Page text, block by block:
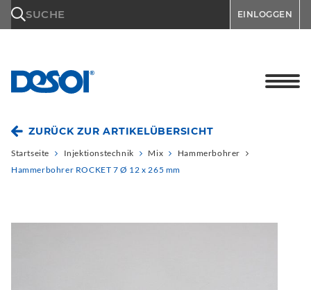
SUCHE EINLOGGEN
ZURÜCK ZUR ARTIKELÜBERSICHT
Startseite Injektionstechnik Mix
Hammerbohrer
Hammerbohrer ROCKET 7 Ø 12 x 265 mm